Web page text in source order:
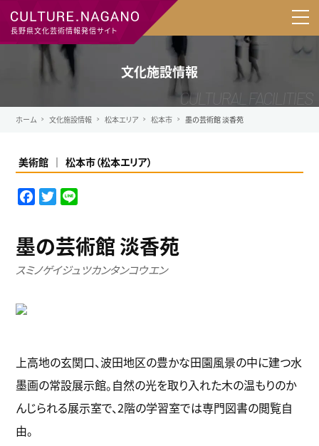
長野県文化芸術情報発信サイト
文化施設情報
ホーム 文化施設情報 松本エリア 松本市 墨の芸術館 淡香苑
美術館 松本市（松本エリア）
F
e
b
T
t
t
e
墨の芸術館 淡香苑
スミノゲイジュツカンタンコウエン
上高地の玄関口、波田地区の豊かな田園風景の中に建つ水
墨画の常設展示館。自然の光を取り入れた木の温もりのか
んじられる展示室で、2階の学習室では専門図書の閲覧自
由。